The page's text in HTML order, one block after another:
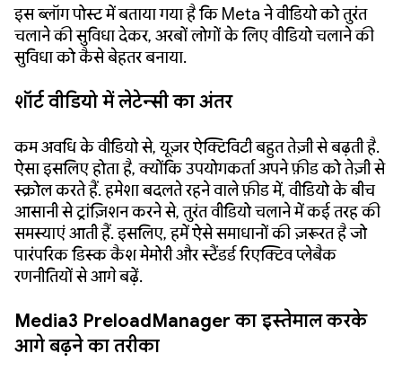
इस ब्लॉग पोस्ट में बताया गया है कि Meta ने वीडियो को तुरंत
चलाने की सुविधा देकर, अरबों लोगों के लिए वीडियो चलाने की
सुविधा को कैसे बेहतर बनाया.
शॉर्ट वीडियो में लेटेन्सी का अंतर
कम अवधि के वीडियो से, यूज़र ऐक्टिविटी बहुत तेज़ी से बढ़ती है.
ऐसा इसलिए होता है, क्योंकि उपयोगकर्ता अपने फ़ीड को तेज़ी से
स्क्रोल करते हैं. हमेशा बदलते रहने वाले फ़ीड में, वीडियो के बीच
आसानी से ट्रांज़िशन करने से, तुरंत वीडियो चलाने में कई तरह की
समस्याएं आती हैं. इसलिए, हमें ऐसे समाधानों की ज़रूरत है जो
पारंपरिक डिस्क कैश मेमोरी और स्टैंडर्ड रिएक्टिव प्लेबैक
रणनीतियों से आगे बढ़ें.
Media3 PreloadManager का इस्तेमाल करके
आगे बढ़ने का तरीका